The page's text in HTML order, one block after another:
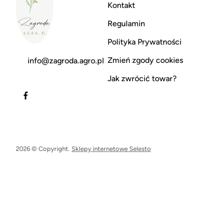
info@zagroda.agro.pl
Kontakt
Regulamin
Polityka Prywatności
Zmień zgody cookies
Jak zwrócić towar?
2026 © Copyright. Sklepy internetowe Selesto